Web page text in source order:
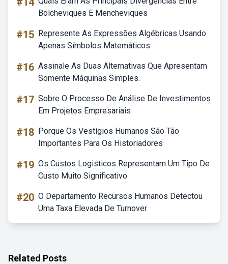
Bolcheviques E Mencheviques
#15 Represente As Expressões Algébricas Usando
Apenas Símbolos Matemáticos
#16 Assinale As Duas Alternativas Que Apresentam
Somente Máquinas Simples.
#17 Sobre O Processo De Análise De Investimentos
Em Projetos Empresariais
#18 Porque Os Vestígios Humanos São Tão
Importantes Para Os Historiadores
#19 Os Custos Logisticos Representam Um Tipo De
Custo Muito Significativo
#20 O Departamento Recursos Humanos Detectou
Uma Taxa Elevada De Turnover
Related Posts